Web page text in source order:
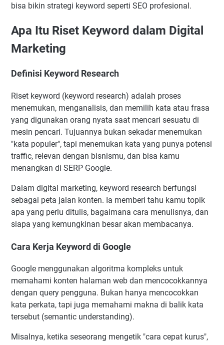
bisa bikin strategi keyword seperti SEO profesional.
Apa Itu Riset Keyword dalam Digital
Marketing
Definisi Keyword Research
Riset keyword (keyword research) adalah proses
menemukan, menganalisis, dan memilih kata atau frasa
yang digunakan orang nyata saat mencari sesuatu di
mesin pencari. Tujuannya bukan sekadar menemukan
"kata populer", tapi menemukan kata yang punya potensi
traffic, relevan dengan bisnismu, dan bisa kamu
menangkan di SERP Google.
Dalam digital marketing, keyword research berfungsi
sebagai peta jalan konten. Ia memberi tahu kamu topik
apa yang perlu ditulis, bagaimana cara menulisnya, dan
siapa yang kemungkinan besar akan membacanya.
Cara Kerja Keyword di Google
Google menggunakan algoritma kompleks untuk
memahami konten halaman web dan mencocokkannya
dengan query pengguna. Bukan hanya mencocokkan
kata perkata, tapi juga memahami makna di balik kata
tersebut (semantic understanding).
Misalnya, ketika seseorang mengetik "cara cepat kurus",